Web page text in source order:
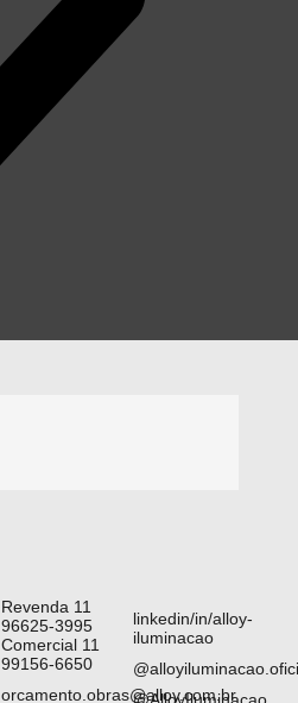
Revenda 11
96625-3995
Comercial 11
99156-6650
orcamento.obras@alloy.com.br
linkedin/in/alloy-
iluminacao